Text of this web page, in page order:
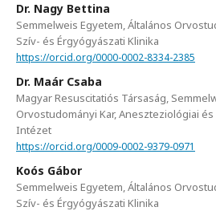
Dr. Nagy Bettina
Semmelweis Egyetem, Általános
Szív- és Érgyógyászati Klinika
https://orcid.org/0000-0002-8334-2385
Dr. Maár Csaba
Magyar Resuscitatiós Társaság,
Orvostudományi Kar, Aneszteziológiai
Intézet
https://orcid.org/0009-0002-9379-0971
Koós Gábor
Semmelweis Egyetem, Általános
Szív- és Érgyógyászati Klinika